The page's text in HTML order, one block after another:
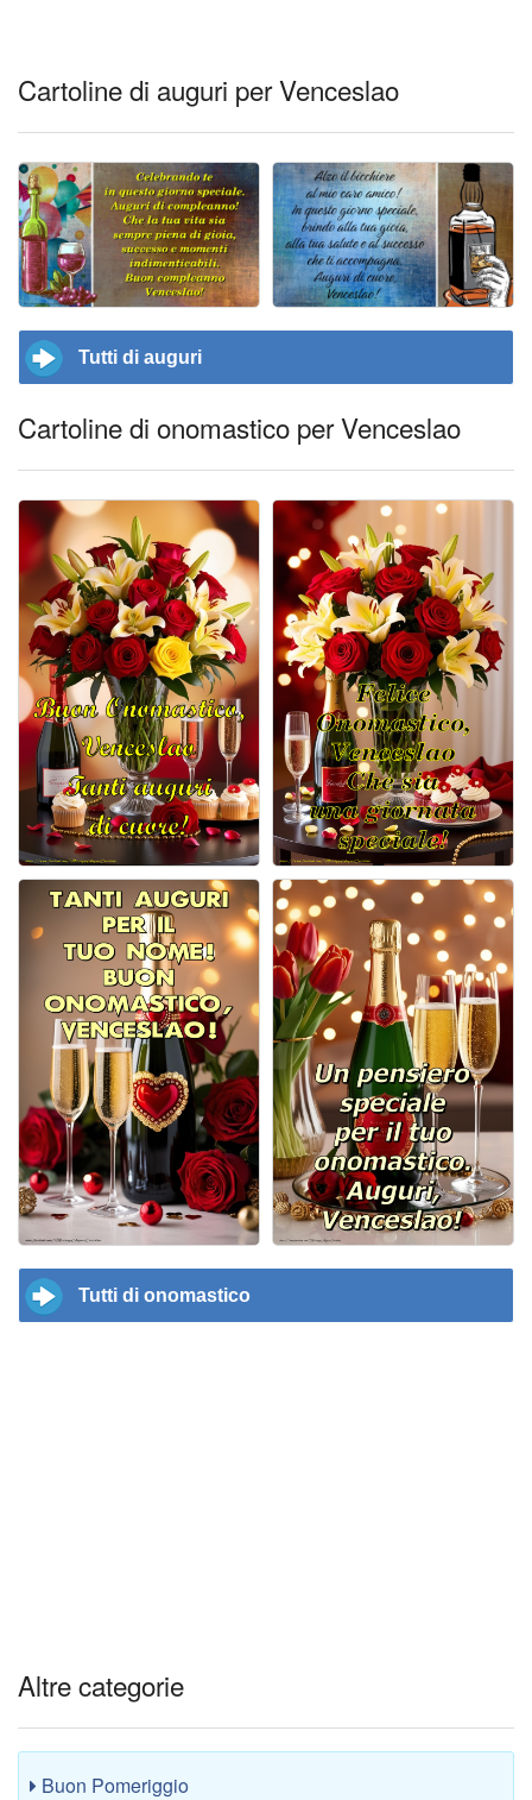
Cartoline di auguri per Venceslao
Tutti di auguri
Cartoline di onomastico per Venceslao
Tutti di onomastico
Altre categorie
Buon Pomeriggio